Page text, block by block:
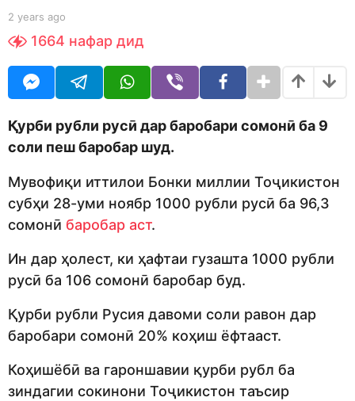
g
o
b
S
h
d
o
2 years ago
e
g
o
1664 нафар дид
Қурби рубли русӣ дар баробари сомонӣ ба 9
соли пеш баробар шуд.
Мувофиқи иттилои Бонки миллии Тоҷикистон
субҳи 28-уми ноябр 1000 рубли русӣ ба 96,3
сомонӣ баробар аст.
Ин дар ҳолест, ки ҳафтаи гузашта 1000 рубли
русӣ ба 106 сомонӣ баробар буд.
Қурби рубли Русия давоми соли равон дар
баробари сомонӣ 20% коҳиш ёфтааст.
Коҳишёбӣ ва гароншавии қурби рубл ба
зиндагии сокинони Тоҷикистон таъсир